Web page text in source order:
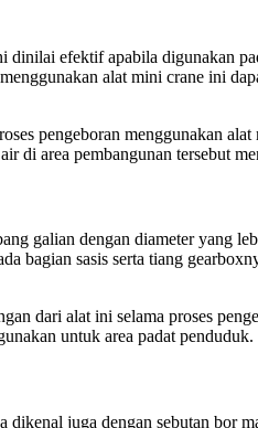
efektif apabila digunakan
alat mini crane ini
pengeboran menggunakan
di area pembangunan tersebut
galian dengan diameter yang
bagian sasis serta tiang
dari alat ini selama proses
untuk area padat penduduk.
dikenal juga dengan sebutan bor